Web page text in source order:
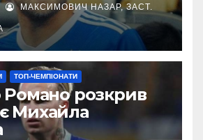
МАКСИМОВИЧ НАЗАР, ЗАСТ.
ТОП-ЧЕМПІОНАТИ
Романо розкрив
Михайла